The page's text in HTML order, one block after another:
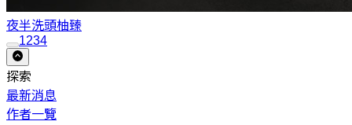
夜半洗頭柚臻
1234
探索
最新消息
作者一覽